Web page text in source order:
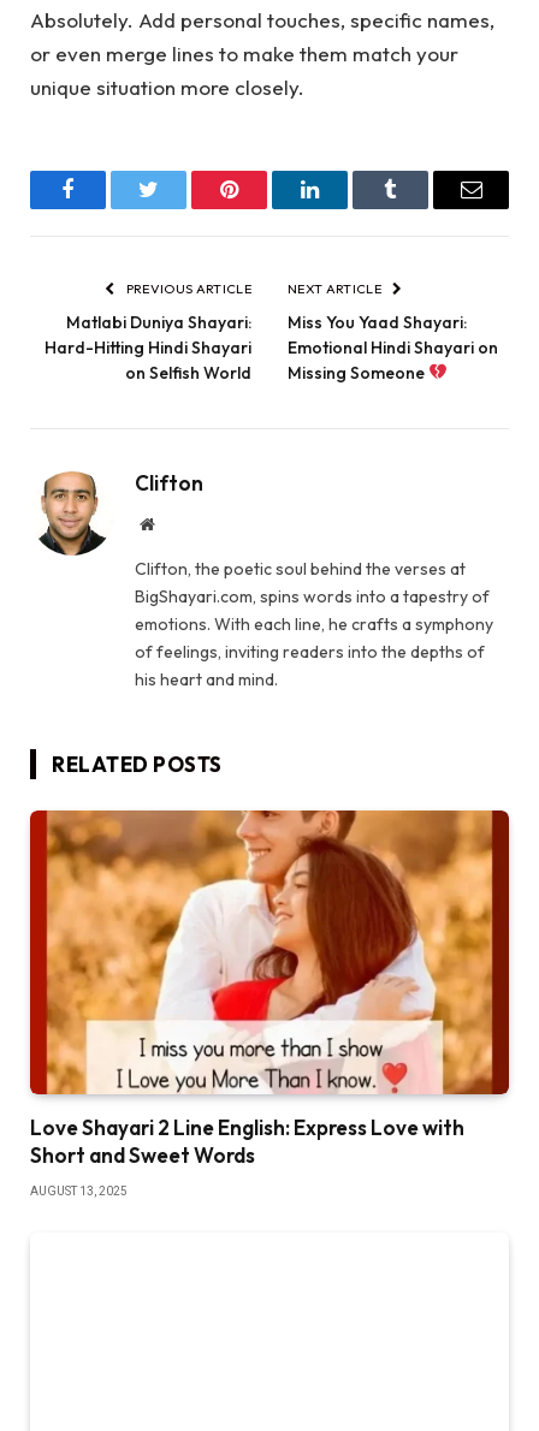
Absolutely. Add personal touches, specific names,
or even merge lines to make them match your
unique situation more closely.
FacebookTwitter Pinterest LinkedInTumblr Email
PREVIOUS ARTICLE
Matlabi Duniya Shayari:
Hard-Hitting Hindi Shayari
on Selfish World
NEXT ARTICLE
Miss You Yaad Shayari:
Emotional Hindi Shayari on
Missing Someone
Clifton
Website
Clifton, the poetic soul behind the verses at
BigShayari.com, spins words into a tapestry of
emotions. With each line, he crafts a symphony
of feelings, inviting readers into the depths of
his heart and mind.
RELATED POSTS
Love Shayari 2 Line English: Express Love with
Short and Sweet Words
AUGUST 13, 2025